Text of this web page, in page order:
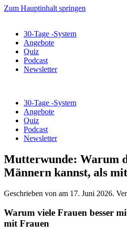
Zum Hauptinhalt springen
30-Tage -System
Angebote
Quiz
Podcast
Newsletter
30-Tage -System
Angebote
Quiz
Podcast
Newsletter
Mutterwunde: Warum
Männern kannst, als
Geschrieben von am 17. Juni 2026.
Warum viele Frauen besser
mit Frauen